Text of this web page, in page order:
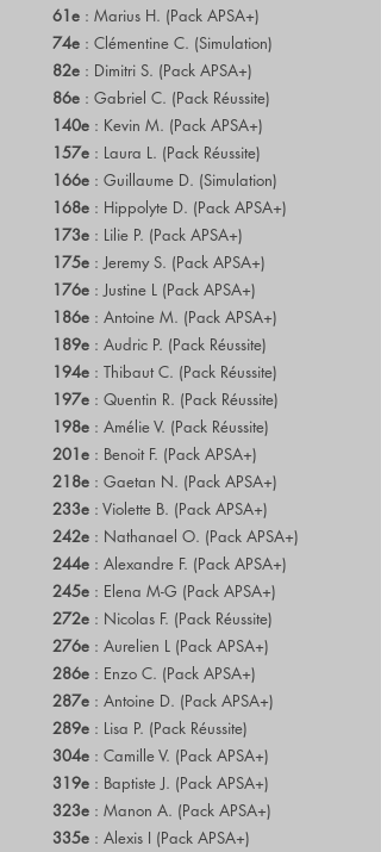
61e : Marius H. (Pack APSA+)
74e : Clémentine C. (Simulation)
82e : Dimitri S. (Pack APSA+)
86e : Gabriel C. (Pack Réussite)
140e : Kevin M. (Pack APSA+)
157e : Laura L. (Pack Réussite)
166e : Guillaume D. (Simulation)
168e : Hippolyte D. (Pack APSA+)
173e : Lilie P. (Pack APSA+)
175e : Jeremy S. (Pack APSA+)
176e : Justine L (Pack APSA+)
186e : Antoine M. (Pack APSA+)
189e : Audric P. (Pack Réussite)
194e : Thibaut C. (Pack Réussite)
197e : Quentin R. (Pack Réussite)
198e : Amélie V. (Pack Réussite)
201e : Benoit F. (Pack APSA+)
218e : Gaetan N. (Pack APSA+)
233e : Violette B. (Pack APSA+)
242e : Nathanael O. (Pack APSA+)
244e : Alexandre F. (Pack APSA+)
245e : Elena M-G (Pack APSA+)
272e : Nicolas F. (Pack Réussite)
276e : Aurelien L (Pack APSA+)
286e : Enzo C. (Pack APSA+)
287e : Antoine D. (Pack APSA+)
289e : Lisa P. (Pack Réussite)
304e : Camille V. (Pack APSA+)
319e : Baptiste J. (Pack APSA+)
323e : Manon A. (Pack APSA+)
335e : Alexis I (Pack APSA+)